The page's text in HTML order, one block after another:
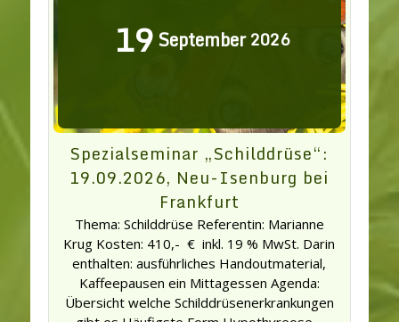
19September 2026
Spezialseminar „Schilddrüse“:
19.09.2026, Neu-Isenburg bei
Frankfurt
Thema: Schilddrüse Referentin: Marianne
Krug Kosten: 410,- € inkl. 19 % MwSt. Darin
enthalten: ausführliches Handoutmaterial,
Kaffeepausen ein Mittagessen Agenda:
Übersicht welche Schilddrüsenerkrankungen